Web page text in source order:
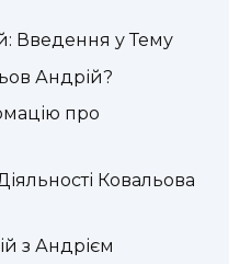
Введення у Тему
Андрій?
про
Ковальова
з Андрієм